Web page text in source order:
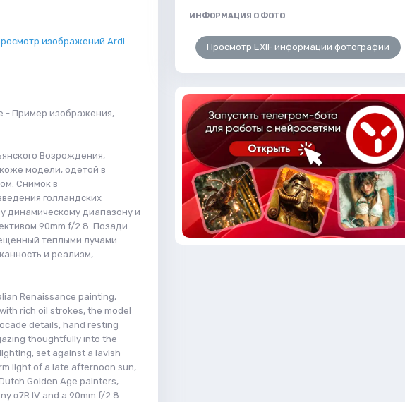
изображений Ardi
- Пример изображения,
Возрождения,
модели, одетой в
Снимок в
голландских
динамическому диапазону и
90mm f/2.8. Позади
теплыми лучами
и реализм,
Renaissance painting,
rich oil strokes, the model
details, hand resting
thoughtfully into the
set against a lavish
light of a late afternoon sun,
Golden Age painters,
α7R IV and a 90mm f/2.8
ИНФОРМАЦИЯ О ФОТО
Просмотр EXIF информации фотографии